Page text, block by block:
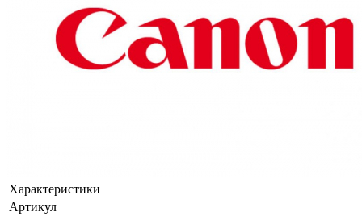
Характеристики
Артикул